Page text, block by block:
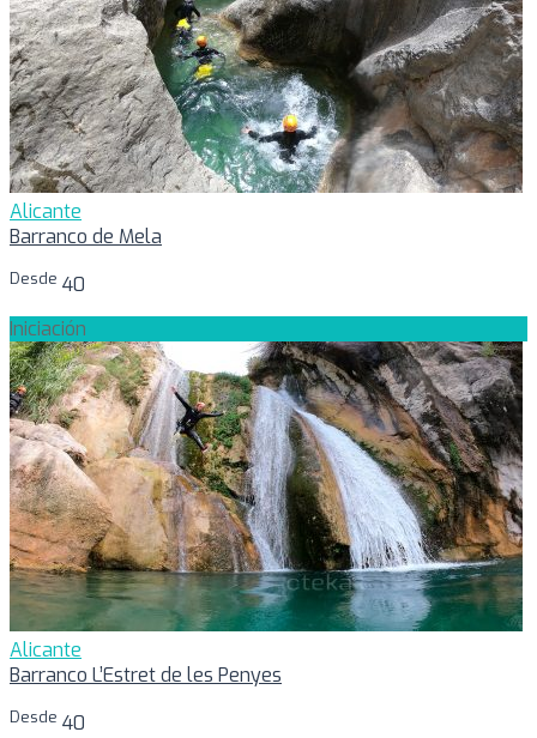
Alicante
Barranco de Mela
Desde 40
Iniciación
Alicante
Barranco L’Estret de les Penyes
Desde 40